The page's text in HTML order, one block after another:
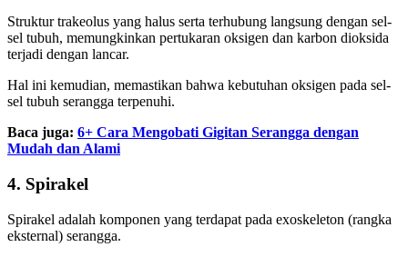
Struktur trakeolus yang halus serta terhubung langsung dengan sel-
sel tubuh, memungkinkan pertukaran oksigen dan karbon dioksida
terjadi dengan lancar.
Hal ini kemudian, memastikan bahwa kebutuhan oksigen pada sel-
sel tubuh serangga terpenuhi.
Baca juga: 6+ Cara Mengobati Gigitan Serangga dengan
Mudah dan Alami
4. Spirakel
Spirakel adalah komponen yang terdapat pada exoskeleton (rangka
eksternal) serangga.